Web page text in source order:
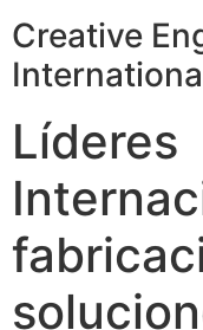
Creative
Líderes